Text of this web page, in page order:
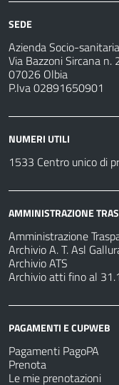
SEDE
Azienda Socio-
Via Bazzoni Sircana n.
07026 Olbia
P.Iva 02891650901
NUMERI UTILI
1533 Centro unico di
AMMINISTRAZIONE
Amministrazione
Archivio A. T. Asl
Archivio ATS
Archivio atti fino al
PAGAMENTI E CUPWEB
Pagamenti PagoPA
Prenota
Le mie prenotazioni